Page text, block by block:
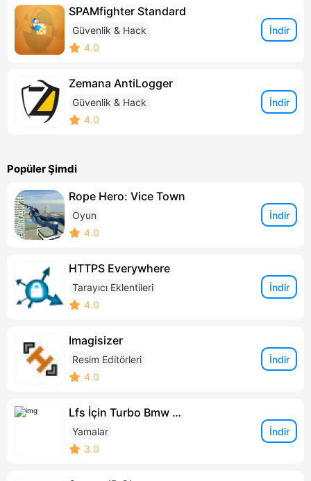
SPAMfighter Standard
Güvenlik & Hack
4.0
İndir
Zemana AntiLogger
Güvenlik & Hack
4.0
İndir
Popüler Şimdi
Rope Hero: Vice Town
Oyun
4.0
İndir
HTTPS Everywhere
Tarayıcı Eklentileri
4.0
İndir
Imagisizer
Resim Editörleri
4.0
İndir
Lfs İçin Turbo Bmw e30 Araba Yaması
Yamalar
3.0
İndir